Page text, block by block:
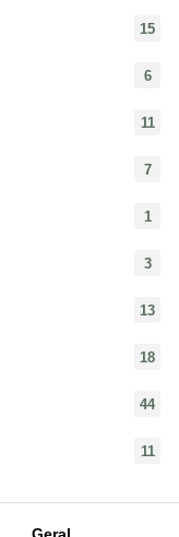
15
6
11
7
1
3
13
18
44
11